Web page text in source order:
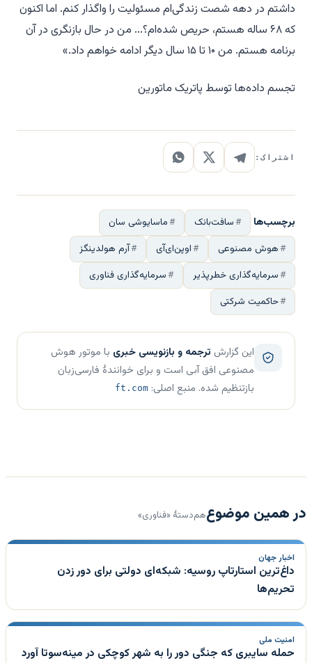
داشتم در دهه شصت زندگی‌ام مسئولیت را واگذار کنم. اما اکنون
که ۶۸ ساله هستم، حریص شده‌ام؟... من در حال بازنگری در آن
برنامه هستم. من ۱۰ تا ۱۵ سال دیگر ادامه خواهم داد.»
تجسم داده‌ها توسط پاتریک ماتورین
اشتراک:
برچسب‌ها سافت‌بانک
ماسایوشی سان
هوش مصنوعی
اوپن‌ای‌آی
آرم هولدینگز
سرمایه‌گذاری خطرپذیر
سرمایه‌گذاری فناوری
حاکمیت شرکتی
این گزارش ترجمه و بازنویسی خبری با موتور هوش
مصنوعی افق آبی است و برای خوانندهٔ فارسی‌زبان
بازتنظیم شده. منبع اصلی: ft.com
در همین موضوعهم‌دستهٔ «فناوری»
اخبار جهان
داغ‌ترین استارتاپ روسیه: شبکه‌ای دولتی برای دور زدن
تحریم‌ها
امنیت ملی
حمله سایبری که جنگی دور را به شهر کوچکی در مینه‌سوتا آورد